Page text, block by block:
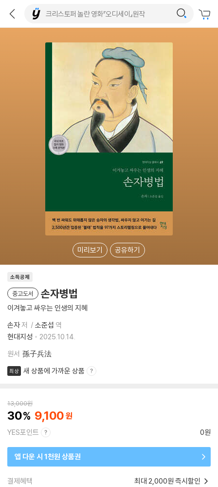
미리보기 공유하기
소득공제
중고도서 손자병법
이겨놓고 싸우는 인생의 지혜
손자저 소준섭 역
현대지성
2025.10.14.
원서 孫子兵法
최상 새 상품에 가까운 상품
13,000원
30 9,100
YES포인트 0원
앱 다운 시 1천원 상품권
결제혜택 최대 2,000원 즉시할인